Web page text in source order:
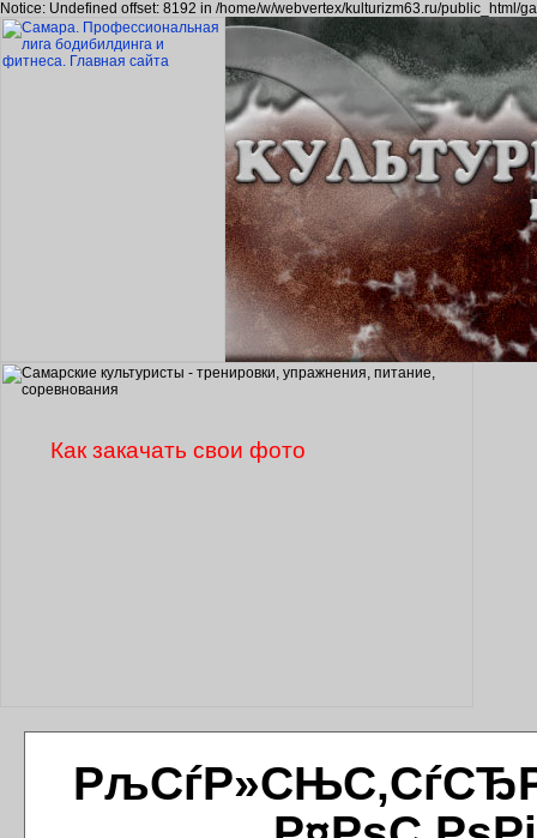
Notice: Undefined offset: 8192 in /home/w/webvertex/kulturizm63.ru/public_html/
Как закачать свои фото